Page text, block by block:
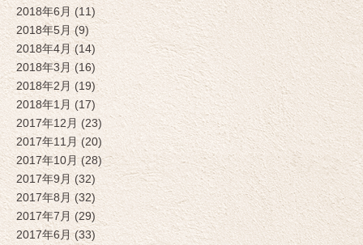
2018年6月 (11)
2018年5月 (9)
2018年4月 (14)
2018年3月 (16)
2018年2月 (19)
2018年1月 (17)
2017年12月 (23)
2017年11月 (20)
2017年10月 (28)
2017年9月 (32)
2017年8月 (32)
2017年7月 (29)
2017年6月 (33)